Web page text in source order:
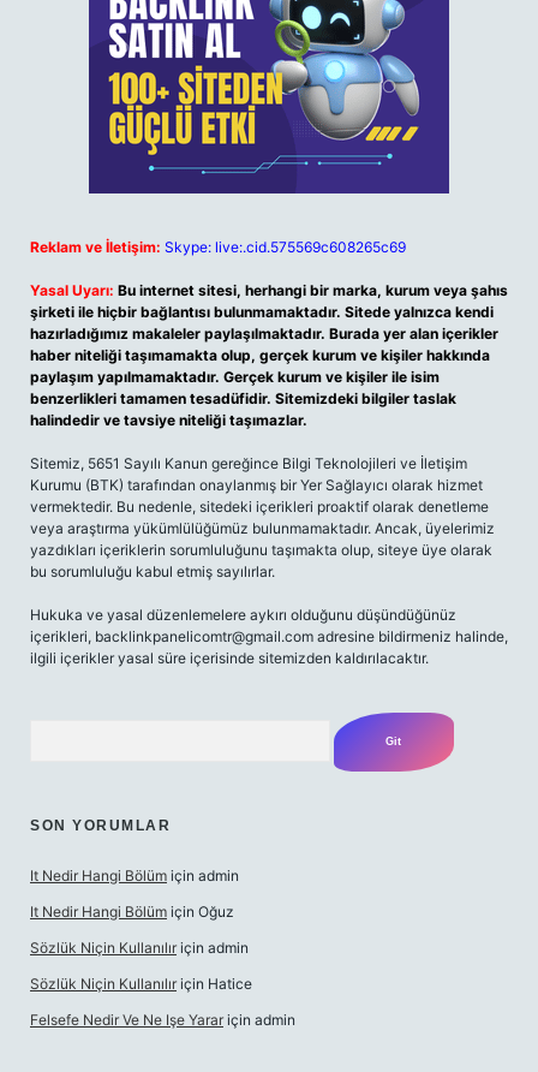
Reklam ve İletişim: Skype: live:.cid.575569c608265c69
Yasal Uyarı: Bu internet sitesi, herhangi bir marka, kurum veya şahıs
şirketi ile hiçbir bağlantısı bulunmamaktadır. Sitede yalnızca kendi
hazırladığımız makaleler paylaşılmaktadır. Burada yer alan içerikler
haber niteliği taşımamakta olup, gerçek kurum ve kişiler hakkında
paylaşım yapılmamaktadır. Gerçek kurum ve kişiler ile isim
benzerlikleri tamamen tesadüfidir. Sitemizdeki bilgiler taslak
halindedir ve tavsiye niteliği taşımazlar.
Sitemiz, 5651 Sayılı Kanun gereğince Bilgi Teknolojileri ve İletişim
Kurumu (BTK) tarafından onaylanmış bir Yer Sağlayıcı olarak hizmet
vermektedir. Bu nedenle, sitedeki içerikleri proaktif olarak denetleme
veya araştırma yükümlülüğümüz bulunmamaktadır. Ancak, üyelerimiz
yazdıkları içeriklerin sorumluluğunu taşımakta olup, siteye üye olarak
bu sorumluluğu kabul etmiş sayılırlar.
Hukuka ve yasal düzenlemelere aykırı olduğunu düşündüğünüz
içerikleri, backlinkpanelicomtr@gmail.com adresine bildirmeniz halinde,
ilgili içerikler yasal süre içerisinde sitemizden kaldırılacaktır.
SON YORUMLAR
It Nedir Hangi Bölüm için admin
It Nedir Hangi Bölüm için Oğuz
Sözlük Niçin Kullanılır için admin
Sözlük Niçin Kullanılır için Hatice
Felsefe Nedir Ve Ne Işe Yarar için admin